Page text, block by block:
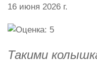
16 июня 2026 г.
Такими